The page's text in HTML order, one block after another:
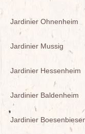
Jardinier Ohnenheim
Jardinier Mussig
Jardinier Hessenheim
Jardinier Baldenheim
Jardinier